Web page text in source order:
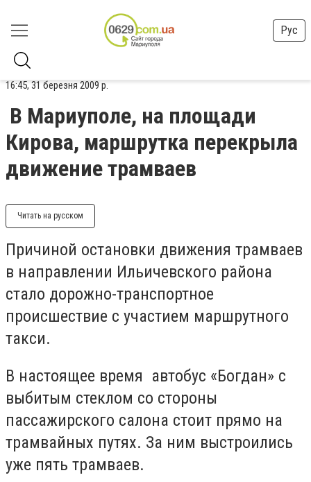
Рус
16:45, 31 березня 2009 р.
В Мариуполе, на площади
Кирова, маршрутка перекрыла
движение трамваев
Читать на русском
Причиной остановки движения трамваев
в направлении Ильичевского района
стало дорожно-транспортное
происшествие с участием маршрутного
такси.
В настоящее время автобус «Богдан» с
выбитым стеклом со стороны
пассажирского салона стоит прямо на
трамвайных путях. За ним выстроились
уже пять трамваев.